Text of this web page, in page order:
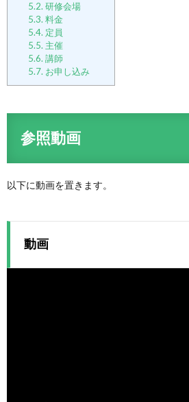
5.2. 研修会場
5.3. 料金
5.4. 定員
5.5. 主催
5.6. 講師
5.7. お申し込み
参照動画
以下に動画を置きます。
動画